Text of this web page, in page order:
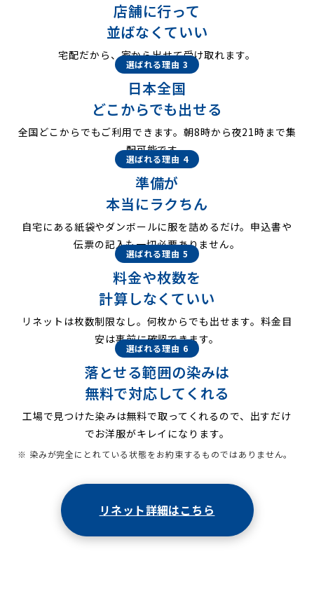
店舗に行って
並ばなくていい
宅配だから、家から出せて受け取れます。
選ばれる理由 3
日本全国
どこからでも出せる
全国どこからでもご利用できます。朝8時から夜21時まで集
配可能です。
選ばれる理由 4
準備が
本当にラクちん
自宅にある紙袋やダンボールに服を詰めるだけ。申込書や
伝票の記入も一切必要ありません。
選ばれる理由 5
料金や枚数を
計算しなくていい
リネットは枚数制限なし。何枚からでも出せます。料金目
安は事前に確認できます。
選ばれる理由 6
落とせる範囲の染みは
無料で対応してくれる
工場で見つけた染みは無料で取ってくれるので、出すだけ
でお洋服がキレイになります。
※ 染みが完全にとれている状態をお約束するものではありません。
リネット詳細はこちら